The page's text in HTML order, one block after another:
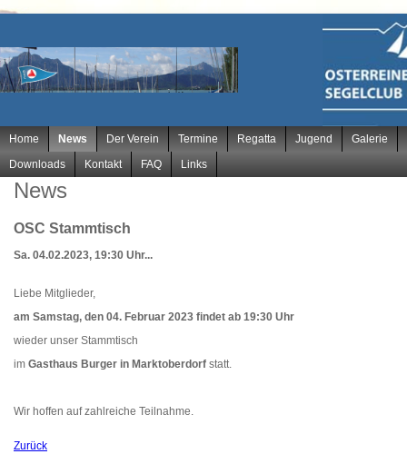
Navigation
überspringen
Home News Der Verein Termine Regatta Jugend
Galerie
Downloads
Kontakt FAQ Links
News
OSC Stammtisch
Sa. 04.02.2023, 19:30 Uhr...
Liebe Mitglieder,
am Samstag, den 04. Februar 2023 findet ab 19:30 Uhr
wieder unser Stammtisch
im Gasthaus Burger in Marktoberdorf statt.
Wir hoffen auf zahlreiche Teilnahme.
Zurück